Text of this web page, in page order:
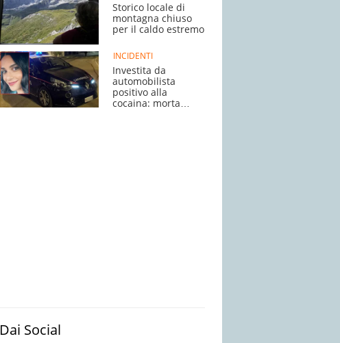
Storico locale di
montagna chiuso
per il caldo estremo
INCIDENTI
Investita da
automobilista
positivo alla
cocaina: morta
Dai Social